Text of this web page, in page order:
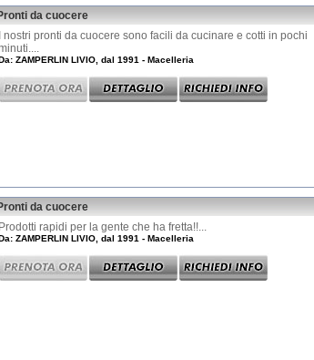
da cuocere
I nostri pronti da cuocere sono facili da cucinare e cotti in pochi
ZAMPERLIN LIVIO, dal 1991 - Macelleria
da cuocere
Prodotti rapidi per la gente che ha fretta!!...
ZAMPERLIN LIVIO, dal 1991 - Macelleria